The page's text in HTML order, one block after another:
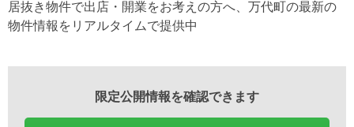
居抜き物件で出店・開業をお考えの方へ、万代町の最新の
物件情報をリアルタイムで提供中
限定公開情報を確認できます